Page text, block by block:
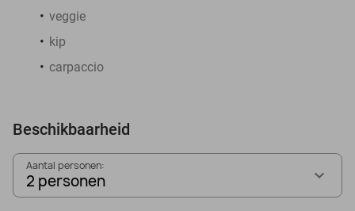
veggie
kip
carpaccio
Beschikbaarheid
Aantal personen:
2 personen